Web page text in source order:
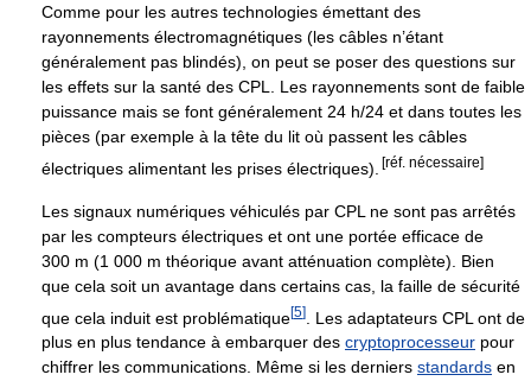
Comme pour les autres technologies émettant des
rayonnements électromagnétiques (les câbles n’étant
généralement pas blindés), on peut se poser des questions sur
les effets sur la santé des CPL. Les rayonnements sont de faible
puissance mais se font généralement 24 h/24 et dans toutes les
pièces (par exemple à la tête du lit où passent les câbles
électriques alimentant les prises électriques). [réf. nécessaire]
Les signaux numériques véhiculés par CPL ne sont pas arrêtés
par les compteurs électriques et ont une portée efficace de
300 m (1 000 m théorique avant atténuation complète). Bien
que cela soit un avantage dans certains cas, la faille de sécurité
que cela induit est problématique[5]
. Les adaptateurs CPL ont de
plus en plus tendance à embarquer des cryptoprocesseur pour
chiffrer les communications. Même si les derniers standards en